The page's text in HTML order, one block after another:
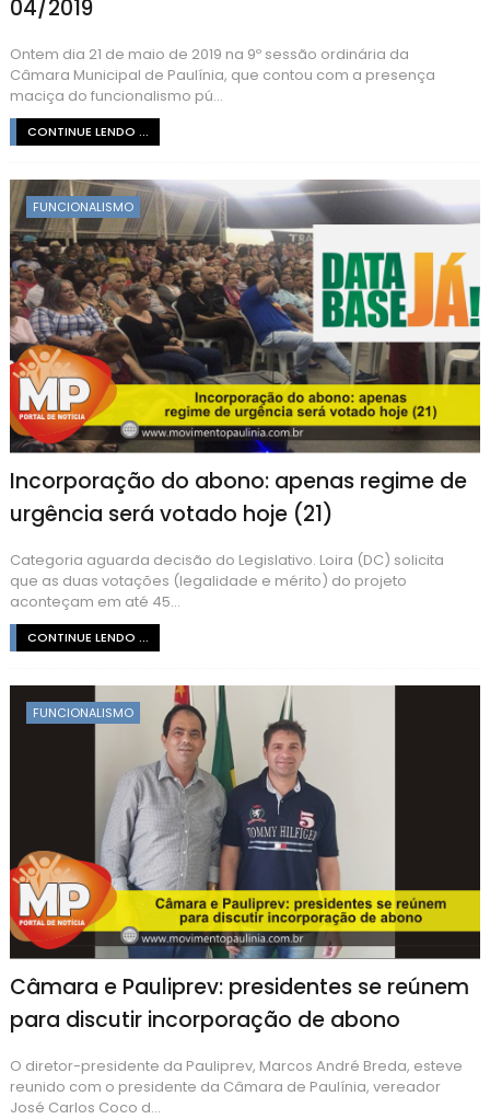
04/2019
Ontem dia 21 de maio de 2019 na 9º sessão ordinária da
Câmara Municipal de Paulínia, que contou com a presença
maciça do funcionalismo pú...
CONTINUE LENDO ...
FUNCIONALISMO
Incorporação do abono: apenas regime de
urgência será votado hoje (21)
Categoria aguarda decisão do Legislativo. Loira (DC) solicita
que as duas votações (legalidade e mérito) do projeto
aconteçam em até 45...
CONTINUE LENDO ...
FUNCIONALISMO
Câmara e Pauliprev: presidentes se reúnem
para discutir incorporação de abono
O diretor-presidente da Pauliprev, Marcos André Breda, esteve
reunido com o presidente da Câmara de Paulínia, vereador
José Carlos Coco d...